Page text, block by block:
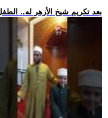
.. بعد تكريم شيخ الأزهر له..